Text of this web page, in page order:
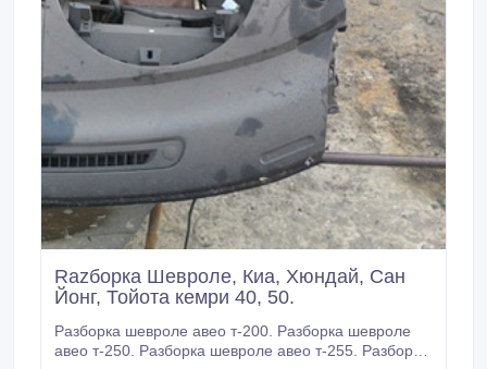
Razборка Шевроле, Киа, Хюндай, Сан
Йонг, Тойота кемри 40, 50.
Разборка шевроле авео т-200. Разборка шевроле
авео т-250. Разборка шевроле авео т-255. Разборка